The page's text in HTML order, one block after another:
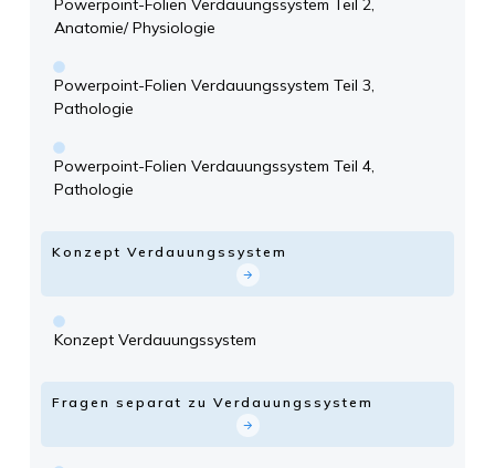
Powerpoint-Folien Verdauungssystem Teil 2,
Anatomie/ Physiologie
Powerpoint-Folien Verdauungssystem Teil 3,
Pathologie
Powerpoint-Folien Verdauungssystem Teil 4,
Pathologie
Konzept Verdauungssystem
Konzept Verdauungssystem
Fragen separat zu Verdauungssystem